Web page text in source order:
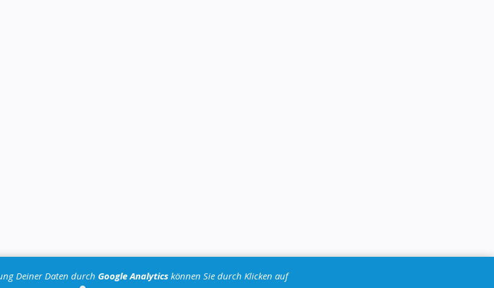
Deiner Daten durch Google Analytics können Sie durch Klicken auf